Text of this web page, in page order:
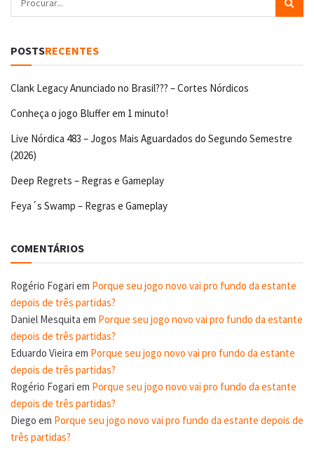
POSTSRECENTES
Clank Legacy Anunciado no Brasil??? – Cortes Nórdicos
Conheça o jogo Bluffer em 1 minuto!
Live Nórdica 483 – Jogos Mais Aguardados do Segundo Semestre
(2026)
Deep Regrets – Regras e Gameplay
Feya´s Swamp – Regras e Gameplay
COMENTÁRIOS
Rogério Fogari em Porque seu jogo novo vai pro fundo da estante
depois de três partidas?
Daniel Mesquita em Porque seu jogo novo vai pro fundo da estante
depois de três partidas?
Eduardo Vieira em Porque seu jogo novo vai pro fundo da estante
depois de três partidas?
Rogério Fogari em Porque seu jogo novo vai pro fundo da estante
depois de três partidas?
Diego em Porque seu jogo novo vai pro fundo da estante depois de
três partidas?